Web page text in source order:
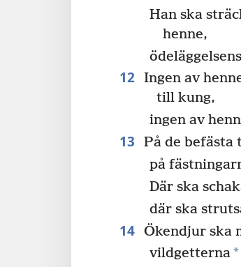
Han ska
henne,
12 Ingen av
till kung,
ingen av
13
På de befästa
på
Där ska
där ska
14 Ökendjur ska
vildgetterna*